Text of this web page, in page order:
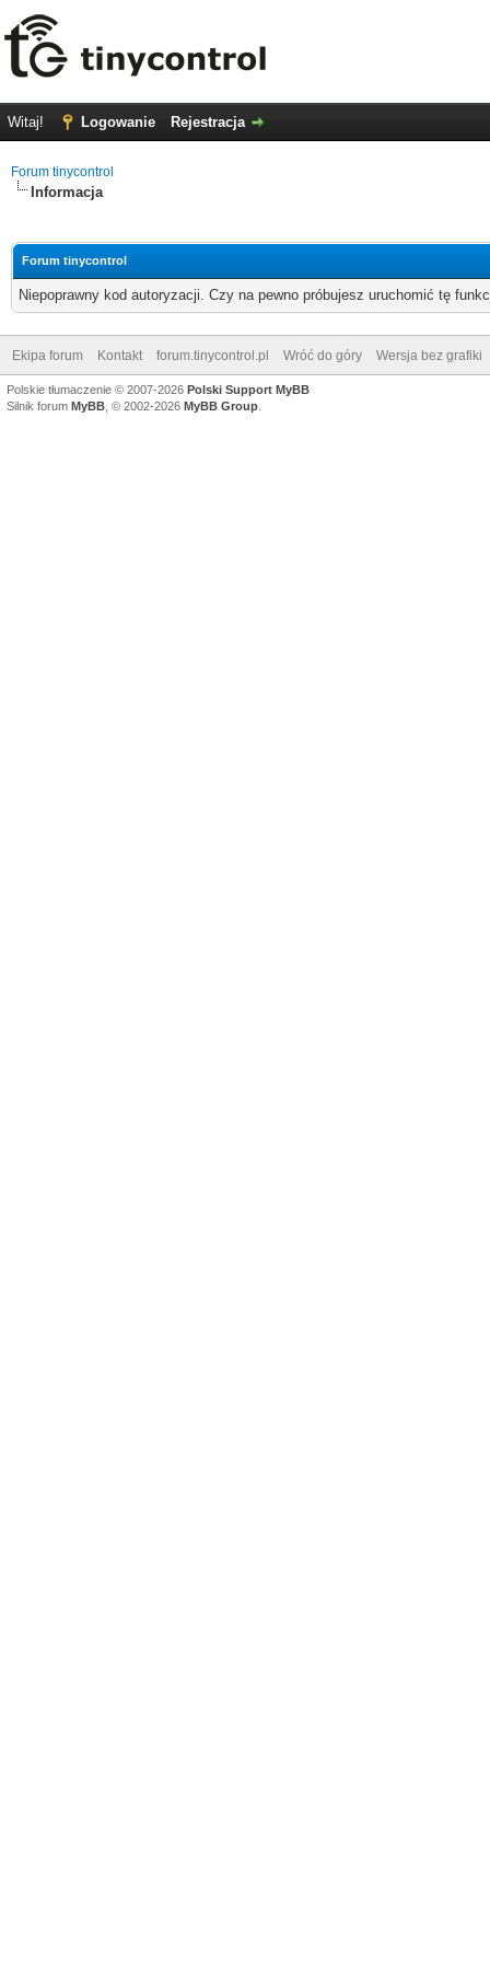
Witaj! Logowanie Rejestracja
Forum tinycontrol
Informacja
Forum tinycontrol
Niepoprawny kod autoryzacji. Czy na pewno próbujesz uruchomić tę
Ekipa forum Kontakt forum.tinycontrol.pl Wróć do góry Wersja bez grafiki
Polskie tłumaczenie © 2007-2026 Polski Support MyBB
Silnik forum MyBB , © 2002-2026 MyBB Group